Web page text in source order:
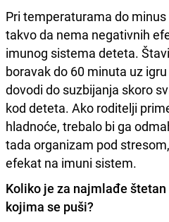
Pri temperaturama do
takvo da nema negativnih
imunog sistema deteta.
boravak do 60 minuta uz
dovodi do suzbijanja skoro
kod deteta. Ako roditelji
hladnoće, trebalo bi ga
tada organizam pod
efekat na imuni sistem.
Koliko je za najmlađe
kojima se puši?